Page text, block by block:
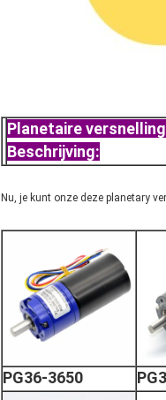
Planetaire
Beschrijving:
Nu, je kunt onze deze planetary
PG36-3650